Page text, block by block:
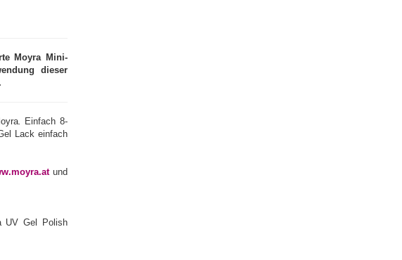
Moyra Mini-
dieser
. Einfach 8-
Lack einfach
und